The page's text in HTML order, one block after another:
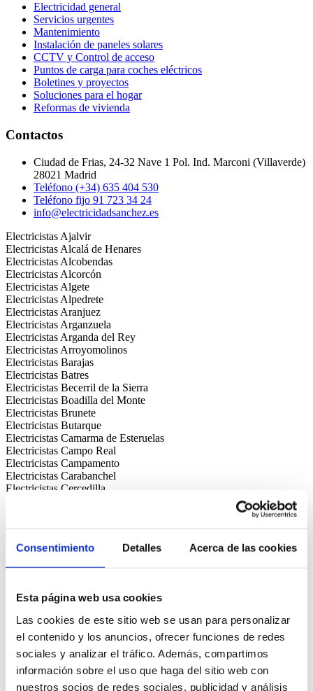
Consentimiento Detalles Acerca de las cookies
Esta página web usa cookies
Las cookies de este sitio web se usan para personalizar
el contenido y los anuncios, ofrecer funciones de redes
sociales y analizar el tráfico. Además, compartimos
información sobre el uso que haga del sitio web con
nuestros socios de redes sociales, publicidad y análisis
Electricidad general
Servicios urgentes
Mantenimiento
Instalación de paneles solares
CCTV y Control de acceso
Puntos de carga para coches eléctricos
Boletines y proyectos
Soluciones para el hogar
Reformas de vivienda
Contactos
Ciudad de Frias, 24-32 Nave 1 Pol. Ind. Marconi (Villaverde)
28021 Madrid
Teléfono (+34) 635 404 530
Teléfono fijo 91 723 34 24
info@electricidadsanchez.es
Electricistas Ajalvir
Electricistas Alcalá de Henares
Electricistas Alcobendas
Electricistas Alcorcón
Electricistas Algete
Electricistas Alpedrete
Electricistas Aranjuez
Electricistas Arganzuela
Electricistas Arganda del Rey
Electricistas Arroyomolinos
Electricistas Barajas
Electricistas Batres
Electricistas Becerril de la Sierra
Electricistas Boadilla del Monte
Electricistas Brunete
Electricistas Butarque
Electricistas Camarma de Esteruelas
Electricistas Campo Real
Electricistas Campamento
Electricistas Carabanchel
Electricistas Cercedilla
Electricistas Chinchón
Electricistas Ciudad Lineal
Electricistas Cobeña
Electricistas Colmenar de Oreja
Electricistas Colmenar Viejo
Electricistas Colmenarejo
Electricistas Comillas
Electricistas Coslada
Electricistas Cubas de la Sagra
Electricistas Cuatro Vientos